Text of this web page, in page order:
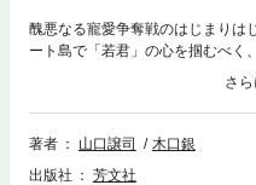
醜悪なる寵愛争奪戦のはじまり
ート島で「若君」の心を掴むべく
不可解に感じた三神と園山は彼女
がある島でのイベントに関わって
去に卑俗なリアリティショーが行
著者
山口譲司
木口銀
出版社
芳文社